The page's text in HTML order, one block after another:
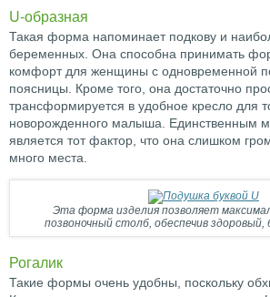
U-образная
Такая форма напоминает подкову и
беременных. Она способна принимать
комфорт для женщины с одновременной
поясницы. Кроме того, она достаточно
трансформируется в удобное кресло для
новорожденного малыша. Единственным
является тот фактор, что она слишком
много места.
Эта форма изделия позволяет
позвоночный столб, обеспечив
Рогалик
Такие формы очень удобны, поскольку